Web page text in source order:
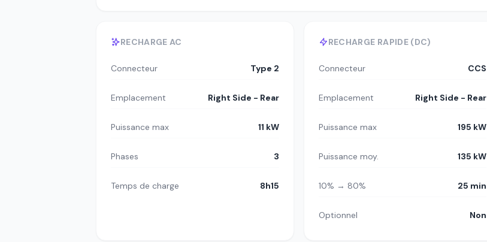
RECHARGE AC
Connecteur Type 2
Emplacement Right Side - Rear
Puissance max 11 kW
Phases 3
Temps de charge 8h15
RECHARGE RAPIDE (DC)
Connecteur CCS
Emplacement Right Side - Rear
Puissance max 195 kW
Puissance moy. 135 kW
10% → 80% 25 min
Optionnel Non